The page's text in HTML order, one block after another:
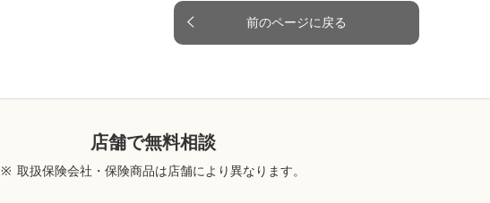
前のページに戻る
店舗で無料相談
※ 取扱保険会社・保険商品は店舗により異なります。